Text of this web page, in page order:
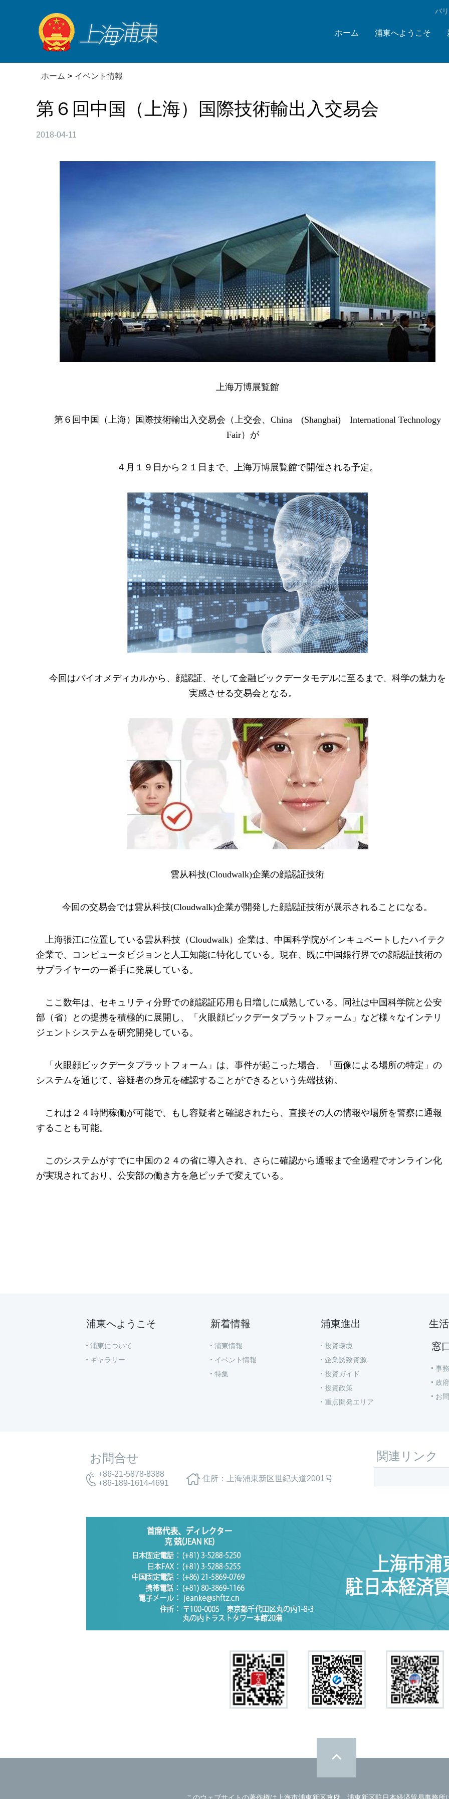
バ
ホーム 浦東へようこそ
ホーム > イベント情報
第６回中国（上海）国際技術輸出入交易会
2018-04-11
上海万博展覧館
第６回中国（上海）国際技術輸出入交易会（上交会、China (Shanghai) International Technology
Fair）が
４月１９日から２１日まで、上海万博展覧館で開催される予定。
今回はバイオメディカルから、顔認証、そして金融ビックデータモデルに至るまで、科学の魅力を
実感させる交易会となる。
雲从科技(Cloudwalk)企業の顔認証技術
今回の交易会では雲从科技(Cloudwalk)企業が開発した顔認証技術が展示されることになる。
上海張江に位置している雲从科技（Cloudwalk）企業は、中国科学院がインキュベートしたハイテク
企業で、コンピュータビジョンと人工知能に特化している。現在、既に中国銀行界での顔認証技術の
サプライヤーの一番手に発展している。
ここ数年は、セキュリティ分野での顔認証応用も日増しに成熟している。同社は中国科学院と公安
部（省）との提携を積極的に展開し、「火眼顔ビックデータプラットフォーム」など様々なインテリ
ジェントシステムを研究開発している。
「火眼顔ビックデータプラットフォーム」は、事件が起こった場合、「画像による場所の特定」の
システムを通じて、容疑者の身元を確認することができるという先端技術。
これは２４時間稼働が可能で、もし容疑者と確認されたら、直接その人の情報や場所を警察に通報
することも可能。
このシステムがすでに中国の２４の省に導入され、さらに確認から通報まで全過程でオンライン化
が実現されており、公安部の働き方を急ピッチで変えている。
浦東へようこそ
浦東について
ギャラリー
新着情報
浦東情報
イベント情報
特集
浦東進出
投資環境
企業誘致資源
投資ガイド
投資政策
重点開発エリア
生
窓
事
政
お
お問合せ
+86-21-5878-8388
+86-189-1614-4691
住所：上海浦東新区世紀大道2001号
関連リンク